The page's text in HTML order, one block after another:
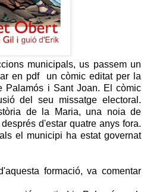
municipals, us passem un
en pdf un còmic editat per la
Palamós i Sant Joan. El còmic
del seu missatge electoral.
de la Maria, una noia de
d'estar quatre anys fora.
el municipi ha estat governat
formació, va comentar